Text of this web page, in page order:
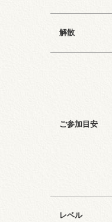
解散
ご参加目安
レベル